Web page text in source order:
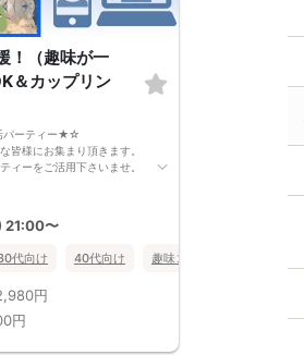
！（趣味が一
＆カップリン
パーティー★☆
皆様にお集まり頂きます。
ィーをご活用下さいませ。
地はご自身の居住地と異な
す。免許証やマイナンバー
はイベント開始時にスタッ
21:00〜
代向け 40代向け 趣味コン
円
円